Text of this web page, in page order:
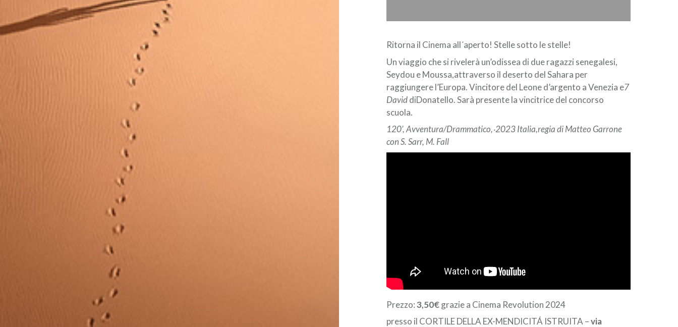
Ritorna il Cinema all´aperto! Stelle sotto le stelle!
Un viaggio che si rivelerà un’odissea di due ragazzi senegalesi,
Seydou e Moussa,attraverso il deserto del Sahara per
raggiungere l’Europa. Vincitore del Leone d’argento a Venezia e7
DaviddiDonatello. Sarà presente la vincitrice del concorso
scuola.
120’, Avventura/Drammatico,‧2023 Italia,regia di Matteo Garrone
conS. Sarr, M. Fall
Prezzo:3,50€grazie a Cinema Revolution 2024
presso il CORTILE DELLA EX-MENDICITÁ ISTRUITA –via